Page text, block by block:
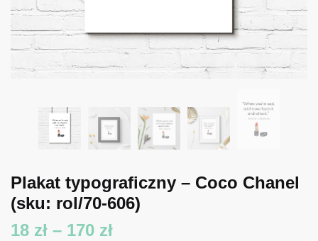
Plakat typograficzny – Coco Chanel
(sku: rol/70-606)
18 zł – 170 złZakres